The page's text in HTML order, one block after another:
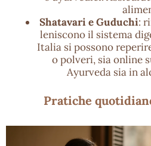
Shatavari e Guduchi:
leniscono il sistema
Italia si possono
o polveri, sia online
Ayurveda sia in
Pratiche